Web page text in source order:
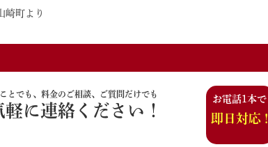
崎町より
とでも、料金のご相談、ご質問だけでも
軽に連絡ください！
お電話1本で
即日対応 !